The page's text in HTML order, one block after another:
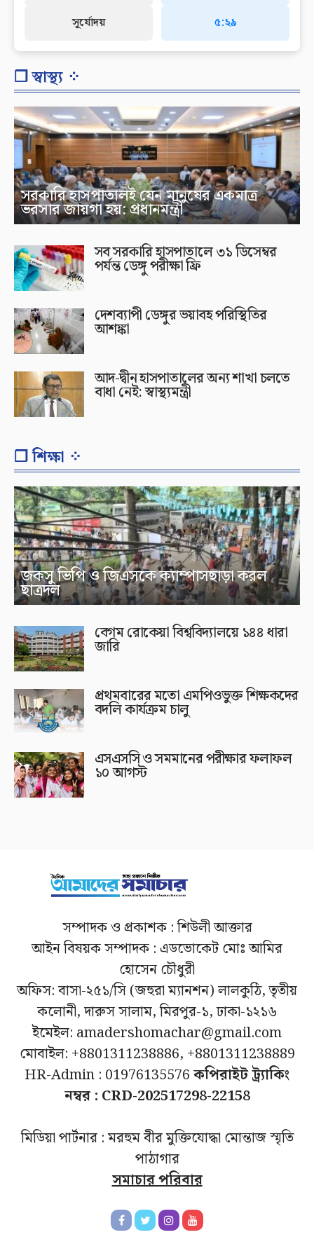
সূর্যোদয়
৫:২৯
❐ স্বাস্থ্য ⁘
সরকারি হাসপাতালই যেন মানুষের একমাত্র
ভরসার জায়গা হয়: প্রধানমন্ত্রী
সব সরকারি হাসপাতালে ৩১ ডিসেম্বর
পর্যন্ত ডেঙ্গু পরীক্ষা ফ্রি
দেশব্যাপী ডেঙ্গুর ভয়াবহ পরিস্থিতির
আশঙ্কা
আদ-দ্বীন হাসপাতালের অন্য শাখা চলতে
বাধা নেই: স্বাস্থ্যমন্ত্রী
❐ শিক্ষা ⁘
জকসু ভিপি ও জিএসকে ক্যাম্পাসছাড়া করল
ছাত্রদল
বেগম রোকেয়া বিশ্ববিদ্যালয়ে ১৪৪ ধারা
জারি
প্রথমবারের মতো এমপিওভুক্ত শিক্ষকদের
বদলি কার্যক্রম চালু
এসএসসি ও সমমানের পরীক্ষার ফলাফল
১০ আগস্ট
সম্পাদক ও প্রকাশক : শিউলী আক্তার
আইন বিষয়ক সম্পাদক : এডভোকেট মোঃ আমির
হোসেন চৌধুরী
অফিস: বাসা-২৫১/সি (জহুরা ম্যানশন) লালকুঠি, তৃতীয়
কলোনী, দারুস সালাম, মিরপুর-১, ঢাকা-১২১৬
ইমেইল: amadershomachar@gmail.com
মোবাইল: +8801311238886, +8801311238889
HR-Admin : 01976135576কপিরাইট ট্র্যাকিং
নম্বর : CRD-202517298-22158
মিডিয়া পার্টনার : মরহুম বীর মুক্তিযোদ্ধা মোন্তাজ স্মৃতি
পাঠাগার
সমাচার পরিবার